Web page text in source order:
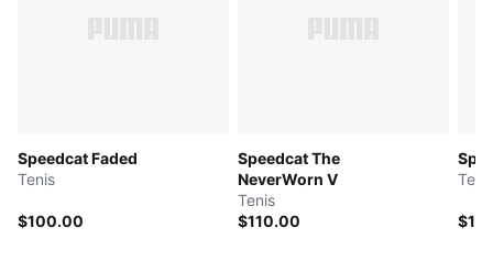
Speedcat Faded
Tenis
$100.00
Speedcat The
NeverWorn V
Tenis
$110.00